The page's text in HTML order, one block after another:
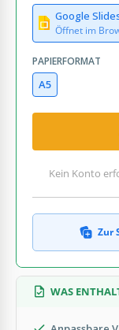
Google
Öffnet im
PAPIERFORMAT
A5
Kein Konto
Zur
WAS